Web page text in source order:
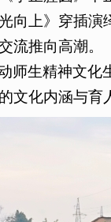
向上》穿插
流推向高潮。
师生精神文
文化内涵与育